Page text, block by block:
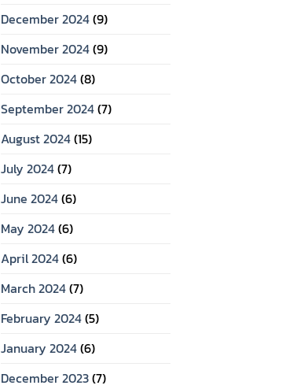
December 2024(9)
November 2024(9)
October 2024(8)
September 2024(7)
August 2024(15)
July 2024(7)
June 2024(6)
May 2024(6)
April 2024(6)
March 2024(7)
February 2024(5)
January 2024(6)
December 2023(7)